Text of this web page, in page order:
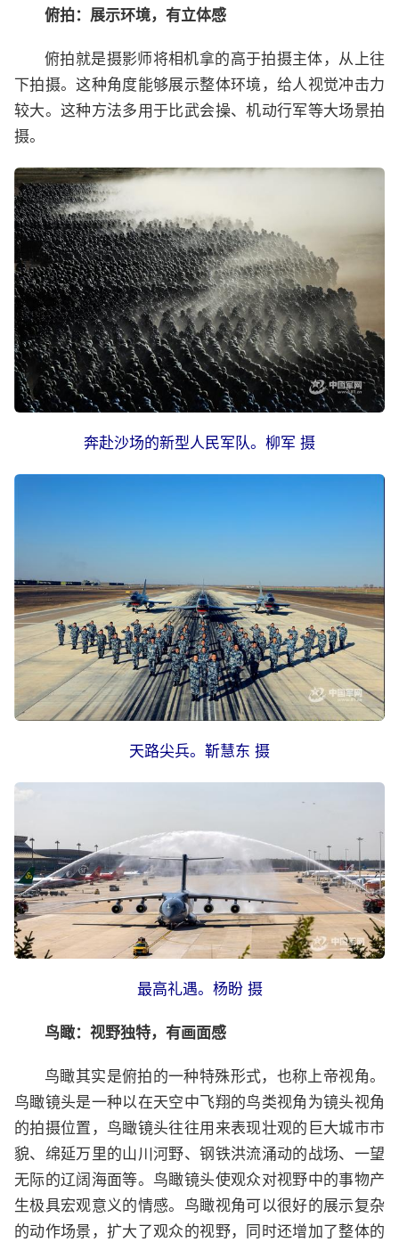
俯拍：展示环境，有立体感
俯拍就是摄影师将相机拿的高于拍摄主体，从上往
下拍摄。这种角度能够展示整体环境，给人视觉冲击力
较大。这种方法多用于比武会操、机动行军等大场景拍
摄。
奔赴沙场的新型人民军队。柳军 摄
天路尖兵。靳慧东 摄
最高礼遇。杨盼 摄
鸟瞰：视野独特，有画面感
鸟瞰其实是俯拍的一种特殊形式，也称上帝视角。
鸟瞰镜头是一种以在天空中飞翔的鸟类视角为镜头视角
的拍摄位置，鸟瞰镜头往往用来表现壮观的巨大城市市
貌、绵延万里的山川河野、钢铁洪流涌动的战场、一望
无际的辽阔海面等。鸟瞰镜头使观众对视野中的事物产
生极具宏观意义的情感。鸟瞰视角可以很好的展示复杂
的动作场景，扩大了观众的视野，同时还增加了整体的